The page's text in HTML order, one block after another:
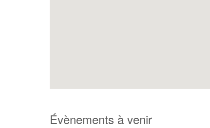
Évènements à venir